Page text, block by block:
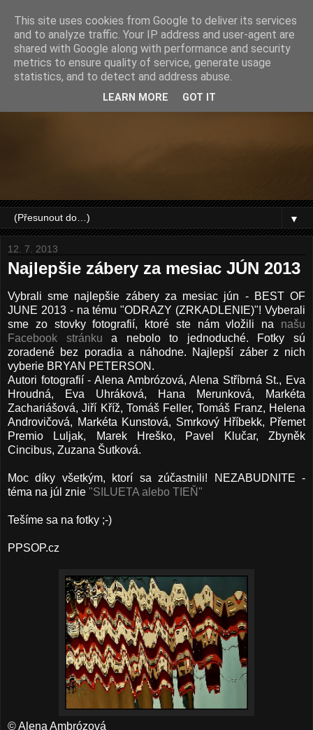
▼
12. 7. 2013
Najlepšie zábery za mesiac JÚN 2013
Vybrali sme najlepšie zábery za mesiac jún - BEST OF
JUNE 2013 - na tému "ODRAZY (ZRKADLENIE)"! Vyberali
sme zo stovky fotografií, ktoré ste nám vložili na našu
Facebook stránku a nebolo to jednoduché. Fotky sú
zoradené bez poradia a náhodne. Najlepší záber z nich
vyberie BRYAN PETERSON.
Autori fotografií - Alena Ambrózová, Alena Stříbrná St., Eva
Hroudná, Eva Uhráková, Hana Merunková, Markéta
Zachariášová, Jiří Kříž, Tomáš Feller, Tomáš Franz, Helena
Androvičová, Markéta Kunstová, Smrkový Hříbekk, Přemet
Premio Luljak, Marek Hreško, Pavel Klučar, Zbyněk
Cincibus, Zuzana Šutková.
Moc díky všetkým, ktorí sa zúčastnili! NEZABUDNITE -
téma na júl znie "SILUETA alebo TIEŇ"
Tešíme sa na fotky ;-)
PPSOP.cz
© Alena Ambrózová
This site uses cookies from Google to deliver its services
and to analyze traffic. Your IP address and user-agent are
shared with Google along with performance and security
metrics to ensure quality of service, generate usage
statistics, and to detect and address abuse.
LEARN MORE GOT IT